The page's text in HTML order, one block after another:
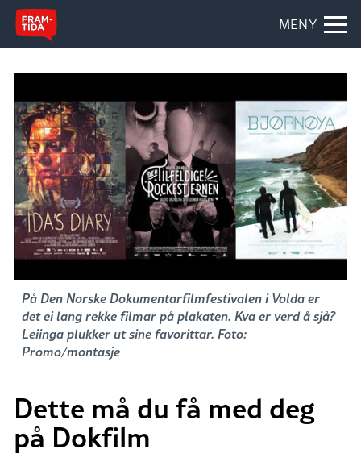
MENY
På Den Norske Dokumentarfilmfestivalen i Volda er
det ei lang rekke filmar på plakaten. Kva er verd å sjå?
Leiinga plukker ut sine favorittar. Foto:
Promo/montasje
Dette må du få med deg
på Dokfilm